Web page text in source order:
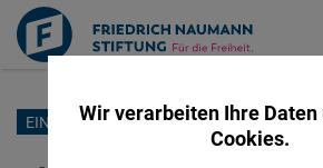
Direkt
EIN NEUES BILD VON AFRIKA
Wir verarbeiten Ihre Daten
Cookies.